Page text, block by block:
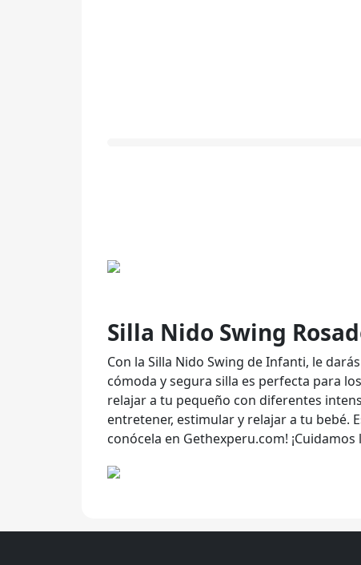
Silla Nido Swing
Con la Silla Nido Swing de Infanti, le
cómoda y segura silla es perfecta para
relajar a tu pequeño con diferentes
entretener, estimular y relajar a tu bebé.
conócela en Gethexperu.com! ¡Cuidamos